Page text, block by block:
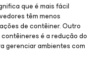
que é mais fácil
têm menos
de contêiner. Outro
é a redução do
gerenciar ambientes com